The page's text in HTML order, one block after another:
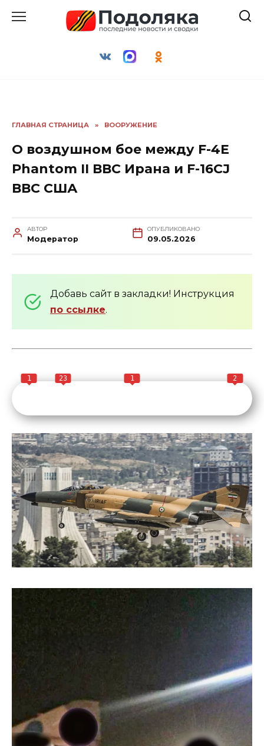
ГЛАВНАЯ СТРАНИЦА » ВООРУЖЕНИЕ
О воздушном бое между F-4E
Phantom II ВВС Ирана и F-16CJ
ВВС США
АВТОР
Модератор
ОПУБЛИКОВАНО
09.05.2026
Добавь сайт в закладки! Инструкция
по ссылке.
1 23 1 2